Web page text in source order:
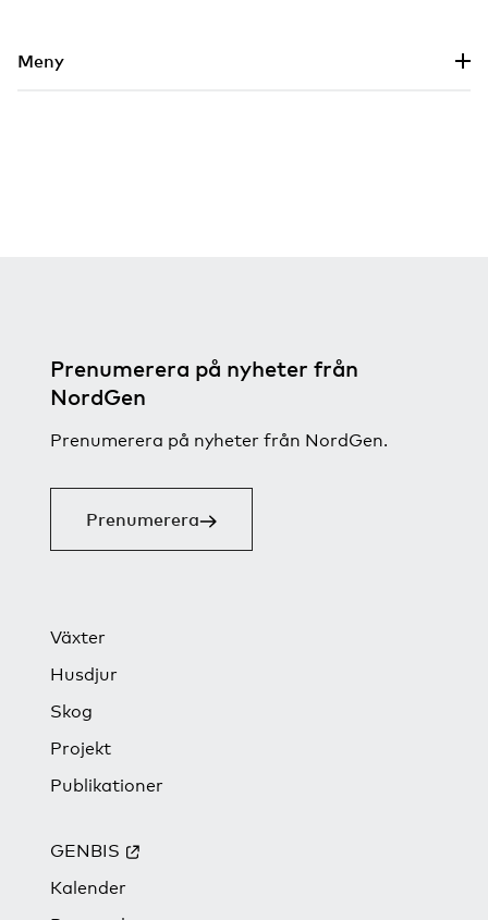
Meny
Prenumerera på nyheter från
NordGen
Prenumerera på nyheter från NordGen.
Prenumerera
Växter
Husdjur
Skog
Projekt
Publikationer
GENBIS
Kalender